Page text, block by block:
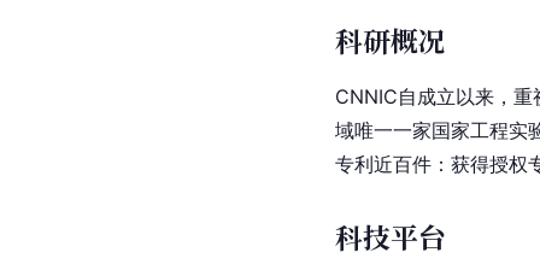
科研概况
CNNIC自成立以来，重
域唯一一家国家工程
专利近百件：获得授权
科技平台